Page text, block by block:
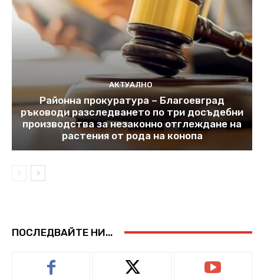
АКТУАЛНО
Районна прокуратура – Благоевград
ръководи разследването по три досъдебни
производства за незаконно отглеждане на
растения от рода на конопа
ПОСЛЕДВАЙТЕ НИ...